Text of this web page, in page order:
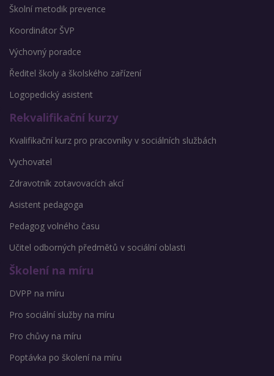
Školní metodik prevence
Koordinátor ŠVP
Výchovný poradce
Ředitel školy a školského zařízení
Logopedický asistent
Rekvalifikační kurzy
Kvalifikační kurz pro pracovníky v sociálních službách
Vychovatel
Zdravotník zotavovacích akcí
Asistent pedagoga
Pedagog volného času
Učitel odborných předmětů v sociální oblasti
Školení na míru
DVPP na míru
Pro sociální služby na míru
Pro chůvy na míru
Poptávka po školení na míru